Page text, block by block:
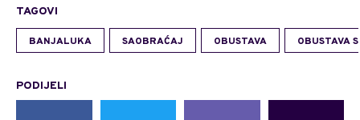
TAGOVI
BANJALUKA SAOBRAĆAJ OBUSTAVA OBUSTAVA
PODIJELI